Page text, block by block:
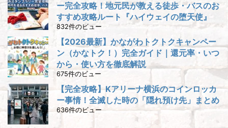
ー完全攻略！地元民が教える徒歩・バスのお
すすめ攻略ルート『ハイウェイの堕天使』
832件のビュー
【2026最新】かながわトクトクキャンペー
ン（かなトク！）完全ガイド｜還元率・いつ
から・使い方を徹底解説
675件のビュー
【完全攻略】Kアリーナ横浜のコインロッカ
ー事情！全滅した時の「隠れ預け先」まとめ
636件のビュー